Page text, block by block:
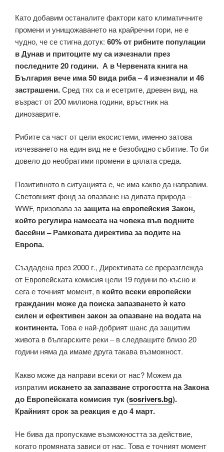
Като добавим останалите фактори като климатичните
промени и унищожаването на крайречни гори, не е
чудно, че се стигна дотук: 60% от рибните популации
в Дунав и притоците му са изчезнали през
последните 20 години. А в Червената книга на
България вече има 50 вида риба – 4 изчезнали и 46
застрашени.Сред тях са и есетрите, древен вид, на
възраст от 200 милиона години, връстник на
динозаврите.
Рибите са част от цели екосистеми, именно затова
изчезването на един вид не е безобидно събитие. То би
довело до необратими промени в цялата среда.
Позитивното в ситуацията е, че има какво да направим.
Световният фонд за опазване на дивата природа –
WWF, призовава зазащита на европейския Закон,
който регулира намесата на човека във водните
басейни – Рамковата директива за водите на
Европа.
Създадена през 2000 г., Директивата се преразглежда
от Европейската комисия цели 19 години по-късно и
сега е точният момент, в който всеки европейски
гражданин може да поиска запазването ѝ като
силен и ефективен закон за опазване на водата на
континента.Това е най-добрият шанс да защитим
живота в българските реки – в следващите близо 20
години няма да имаме друга такава възможност.
Какво може да направи всеки от нас? Можем да
изпратим искането за запазване строгостта на Закона
до Европейската комисия тук (sosrivers.bg).
Крайният срок за реакция е до 4 март.
Не бива да пропускаме възможността за действие,
когато промяната зависи от нас. Това е точният момент